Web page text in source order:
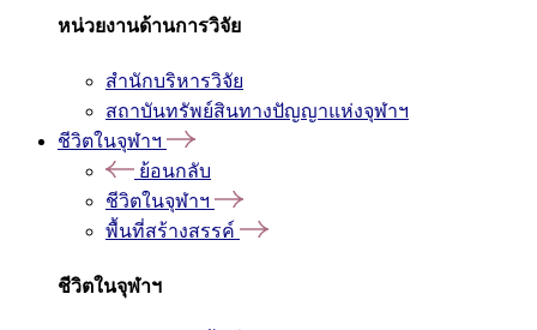
หน่วยงานด้านการวิจัย
สำนักบริหารวิจัย
สถาบันทรัพย์สินทางปัญญาแห่งจุฬาฯ
ชีวิตในจุฬาฯ
ย้อนกลับ
ชีวิตในจุฬาฯ
พื้นที่สร้างสรรค์
ชีวิตในจุฬาฯ